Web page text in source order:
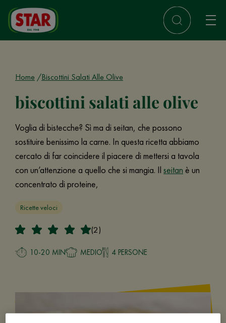
Home Biscottini Salati Alle Olive
biscottini salati alle olive
Voglia di bistecche? Sì ma di seitan, che possono
sostituire benissimo la carne. In questa ricetta abbiamo
cercato di far coincidere il piacere di mettersi a tavola
con un’attenzione a quello che si mangia. Il seitan è un
concentrato di proteine,
Ricette veloci
(2)
10-20 MIN MEDIO 4 PERSONE